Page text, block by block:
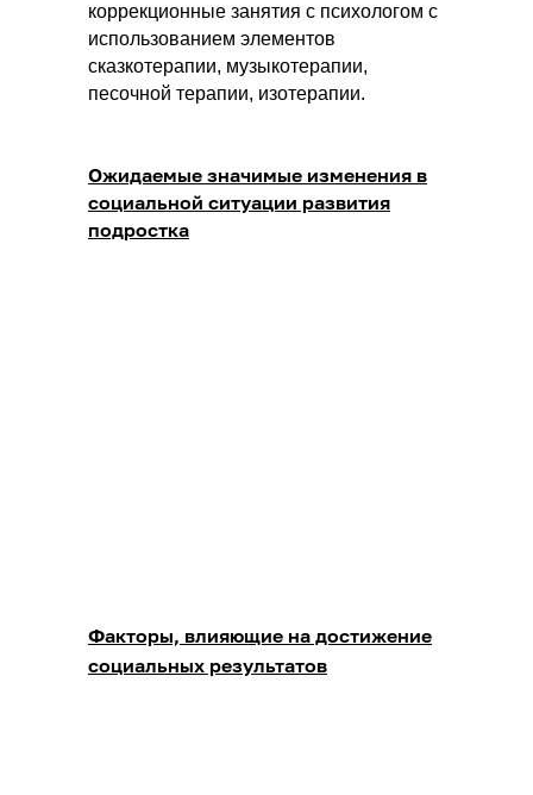
коррекционные занятия с психологом с
использованием элементов
сказкотерапии, музыкотерапии,
песочной терапии, изотерапии.
Ожидаемые значимые изменения в
социальной ситуации развития
подростка
Факторы, влияющие на достижение
социальных результатов